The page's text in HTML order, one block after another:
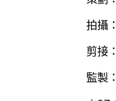
拍攝
剪接
監製